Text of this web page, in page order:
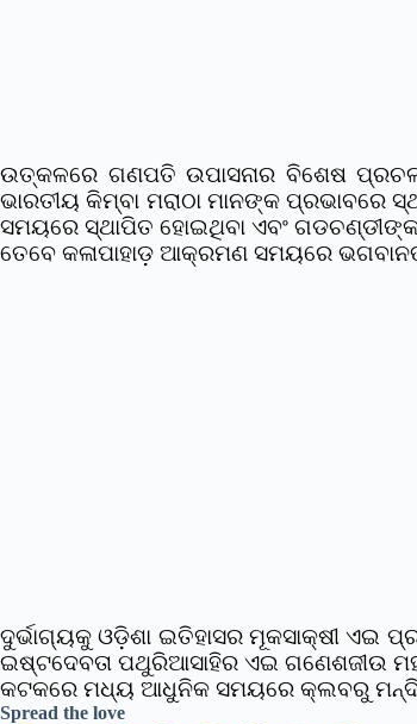
ଉତ୍କଳରେ ଗଣପତି ଉପାସନାର ବିଶେଷ
ଭାରତୀୟ କିମ୍ବା ମରାଠା ମାନଙ୍କ ପ୍ରଭାବରେ
ସମୟରେ ସ୍ଥାପିତ ହୋଇଥିବା ଏବଂ
ତେବେ କଳାପାହାଡ଼ ଆକ୍ରମଣ ସମୟରେ
ଦୁର୍ଭାଗ୍ୟକୁ ଓଡ଼ିଶା ଇତିହାସର ମୂକସାକ୍ଷୀ
ଇଷ୍ଟଦେବତା ପଥୁରିଆସାହିର ଏଇ ଗଣେଶଜୀଉ
କଟକରେ ମଧ୍ୟ ଆଧୁନିକ ସମୟରେ କ୍ଲବରୁ
Spread the love